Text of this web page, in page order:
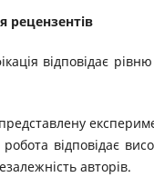
рецензентів
відповідає
відповідає
авторів.